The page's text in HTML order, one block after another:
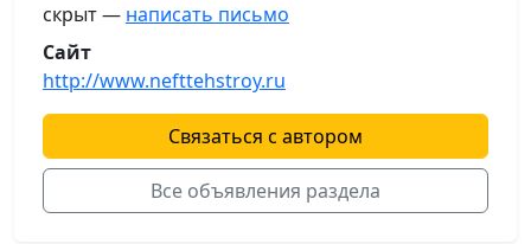
скрыт — написать письмо
Сайт
http://www.nefttehstroy.ru
Связаться с автором
Все объявления раздела